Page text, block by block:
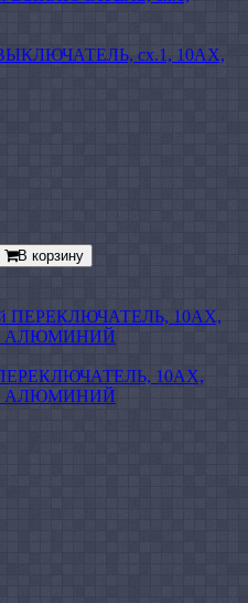
сх.1, 10АХ,
В корзину
ПЕРЕКЛЮЧАТЕЛЬ, 10АХ,
АЛЮМИНИЙ